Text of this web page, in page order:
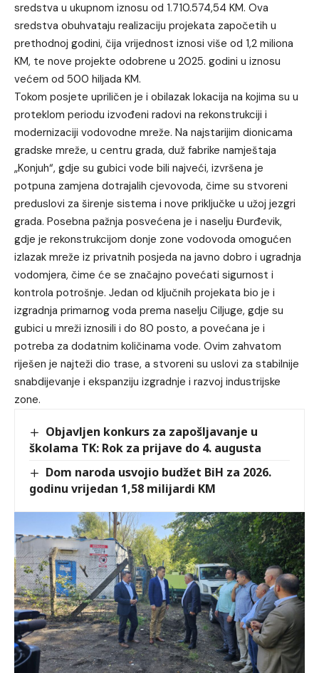
sredstva u ukupnom iznosu od 1.710.574,54 KM. Ova
sredstva obuhvataju realizaciju projekata započetih u
prethodnoj godini, čija vrijednost iznosi više od 1,2 miliona
KM, te nove projekte odobrene u 2025. godini u iznosu
većem od 500 hiljada KM.
Tokom posjete upriličen je i obilazak lokacija na kojima su u
proteklom periodu izvođeni radovi na rekonstrukciji i
modernizaciji vodovodne mreže. Na najstarijim dionicama
gradske mreže, u centru grada, duž fabrike namještaja
„Konjuh“, gdje su gubici vode bili najveći, izvršena je
potpuna zamjena dotrajalih cjevovoda, čime su stvoreni
preduslovi za širenje sistema i nove priključke u užoj jezgri
grada. Posebna pažnja posvećena je i naselju Đurđevik,
gdje je rekonstrukcijom donje zone vodovoda omogućen
izlazak mreže iz privatnih posjeda na javno dobro i ugradnja
vodomjera, čime će se značajno povećati sigurnost i
kontrola potrošnje. Jedan od ključnih projekata bio je i
izgradnja primarnog voda prema naselju Ciljuge, gdje su
gubici u mreži iznosili i do 80 posto, a povećana je i
potreba za dodatnim količinama vode. Ovim zahvatom
riješen je najteži dio trase, a stvoreni su uslovi za stabilnije
snabdijevanje i ekspanziju izgradnje i razvoj industrijske
zone.
Objavljen konkurs za zapošljavanje u
školama TK: Rok za prijave do 4. augusta
Dom naroda usvojio budžet BiH za 2026.
godinu vrijedan 1,58 milijardi KM